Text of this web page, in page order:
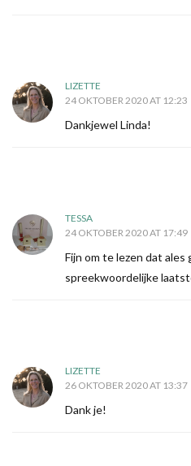
LIZETTE
24 OKTOBER 2020 AT 12:23
Dankjewel Linda!
TESSA
24 OKTOBER 2020 AT 17:49
Fijn om te lezen dat ales
spreekwoordelijke
LIZETTE
26 OKTOBER 2020 AT 13:37
Dank je!